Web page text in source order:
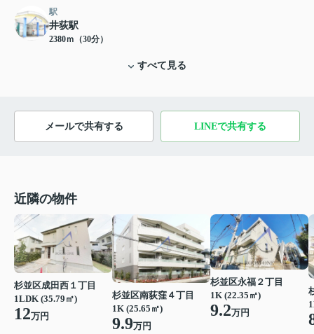
駅
井荻駅
2380ｍ（30分）
すべて見る
メールで共有する LINEで共有する
近隣の物件
杉並区成田西１丁目
1LDK (35.79㎡)
12万円
杉並区南荻窪４丁目
1K (25.65㎡)
9.9万円
杉並区永福２丁目
1K (22.35㎡)
9.2万円